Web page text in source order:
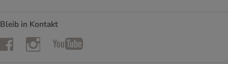
Bleib in Kontakt
FacebookInstagramYouTube